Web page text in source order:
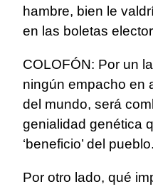
hambre, bien le
en las boletas
COLOFÓN: Por un
ningún empacho en
del mundo, será
genialidad genética
‘beneficio’ del pueblo.
Por otro lado, qué